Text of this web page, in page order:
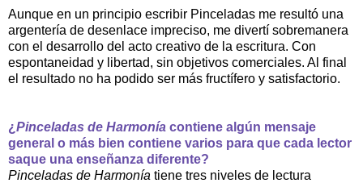
Aunque en un principio escribir Pinceladas me resultó una
argentería de desenlace impreciso, me divertí sobremanera
con el desarrollo del acto creativo de la escritura. Con
espontaneidad y libertad, sin objetivos comerciales. Al final
el resultado no ha podido ser más fructífero y satisfactorio.
¿Pinceladas de Harmonía contiene algún mensaje
general o más bien contiene varios para que cada lector
saque una enseñanza diferente?
Pinceladas de Harmonía tiene tres niveles de lectura